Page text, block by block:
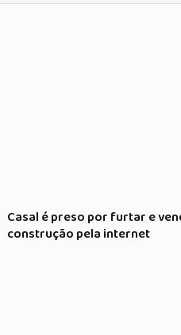
Casal é preso por furtar e
construção pela internet